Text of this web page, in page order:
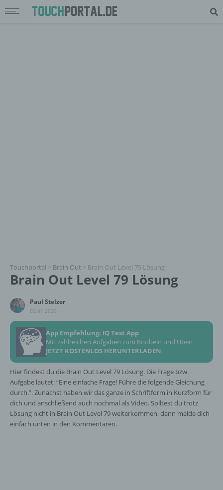
Touchportal > Brain Out > Brain Out Level 79 Lösung
Brain Out Level 79 Lösung
Paul Stelzer
03.01.2020
App Empfehlung: IQ Test App
Mit zahlreichen Aufgaben zum Knobeln und Üben
JETZT KOSTENLOS HERUNTERLADEN
Hier findest du die Brain Out Level 79 Lösung. Die Frage bzw.
Aufgabe lautet: “Eine einfache Frage! Führe die folgende Gleichung
durch.”. Zunächst haben wir das ganze in Schriftform in Kurzform für
dich und anschließend auch nochmal als Video. Solltest du trotz
Lösung nicht in Brain Out Level 79 weiterkommen, dann melde dich
einfach unten in den Kommentaren.